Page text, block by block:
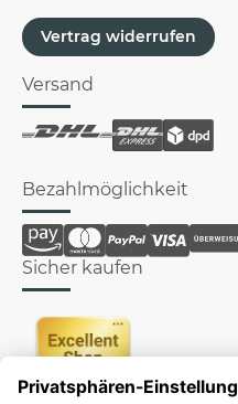
Vertrag widerrufen
Versand
Bezahlmöglichkeit
Sicher kaufen